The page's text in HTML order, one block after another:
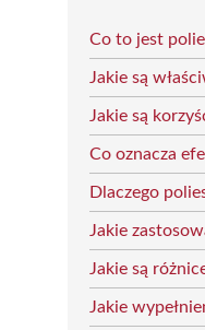
Co to jest
Jakie są
Jakie są
Co oznacza
Dlaczego
Jakie
Jakie są
Jakie